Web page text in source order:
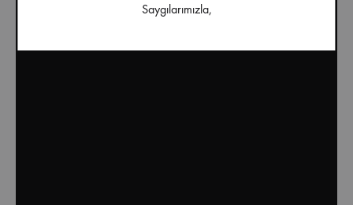
Saygılarımızla,